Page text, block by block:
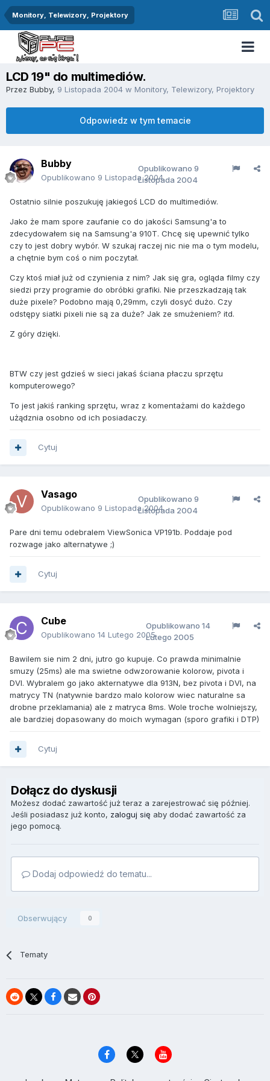
Monitory, Telewizory, Projektory
LCD 19" do multimediów.
Przez Bubby, 9 Listopada 2004 w Monitory, Telewizory, Projektory
Odpowiedz w tym temacie
Bubby
Opublikowano 9 Listopada 2004
Opublikowano 9
Listopada 2004
Ostatnio silnie poszukuję jakiegoś LCD do multimediów.
Jako że mam spore zaufanie co do jakości Samsung'a to
zdecydowałem się na Samsung'a 910T. Chcę się upewnić tylko
czy to jest dobry wybór. W szukaj raczej nic nie ma o tym modelu,
a chętnie bym coś o nim poczytał.
Czy ktoś miał już od czynienia z nim? Jak się gra, ogląda filmy czy
siedzi przy programie do obróbki grafiki. Nie przeszkadzają tak
duże pixele? Podobno mają 0,29mm, czyli dosyć dużo. Czy
odstępy siatki pixeli nie są za duże? Jak ze smużeniem? itd.
Z góry dzięki.
BTW czy jest gdzieś w sieci jakaś ściana płaczu sprzętu
komputerowego?
To jest jakiś ranking sprzętu, wraz z komentażami do każdego
użądznia osobno od ich posiadaczy.
Cytuj
Vasago
Opublikowano 9 Listopada 2004
Opublikowano 9
Listopada 2004
Pare dni temu odebralem ViewSonica VP191b. Poddaje pod
rozwage jako alternatywe ;)
Cytuj
Cube
Opublikowano 14 Lutego 2005
Opublikowano 14
Lutego 2005
Bawilem sie nim 2 dni, jutro go kupuje. Co prawda minimalnie
smuzy (25ms) ale ma swietne odwzorowanie kolorow, pivota i
DVI. Wybralem go jako akternatywe dla 913N, bez pivota i DVI, na
matrycy TN (natywnie bardzo malo kolorow wiec naturalne sa
drobne przeklamania) ale z matryca 8ms. Wole troche wolniejszy,
ale bardziej dopasowany do moich wymagan (sporo grafiki i DTP)
Cytuj
Dołącz do dyskusji
Możesz dodać zawartość już teraz a zarejestrować się później.
Jeśli posiadasz już konto, zaloguj się aby dodać zawartość za
jego pomocą.
Dodaj odpowiedź do tematu...
Obserwujący 0
Tematy